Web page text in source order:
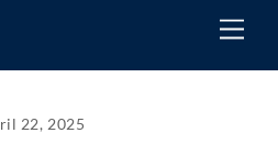
22, 2025